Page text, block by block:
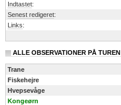
Indtastet:
Senest redigeret:
Links:
ALLE OBSERVATIONER PÅ TUREN
Trane
Fiskehejre
Hvepsevåge
Kongeørn